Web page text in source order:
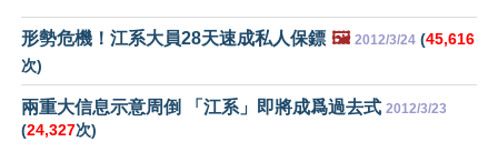
形勢危機！江系大員28天速成私人保鏢 🖼️ 2012/3/24 (45,616
次)
兩重大信息示意周倒 「江系」即將成爲過去式 2012/3/23
(24,327次)